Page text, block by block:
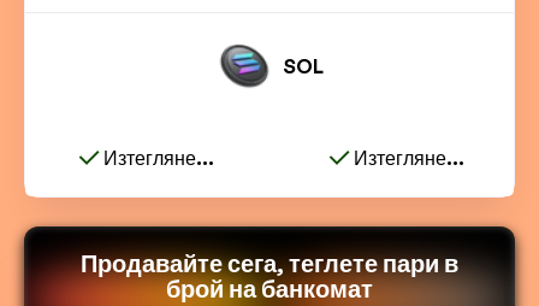
SOL
Изтегляне... Изтегляне...
Продавайте сега, теглете пари в
брой на банкомат